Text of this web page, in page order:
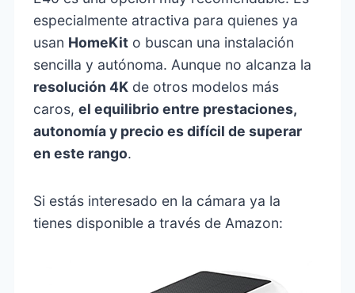
especialmente atractiva para quienes ya
usan HomeKit o buscan una instalación
sencilla y autónoma. Aunque no alcanza la
resolución 4K de otros modelos más
caros,el equilibrio entre prestaciones,
autonomía y precio es difícil de superar
en este rango.
Si estás interesado en la cámara ya la
tienes disponible a través de Amazon: